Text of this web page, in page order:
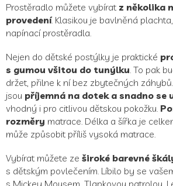
Prostěradlo můžete vybírat z několika
provedení. Klasikou je bavlněná
napínací prostěradla.
Nejen do dětské postýlky je praktické
s gumou všitou do tunýlku . To pak
držet, přilne k ní bez zbytečných
jsou příjemná na dotek a snadno se
vhodný i pro citlivou dětskou pokožku.
rozměry matrace. Délka a šířka je
může způsobit příliš vysoká matrace.
Vybírat můžete ze široké barevné
s dětským povlečením. Líbilo by se
s Mickey Mousem, Tlapkovou patrolou,